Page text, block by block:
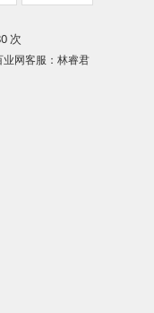
次
网客服：林睿君